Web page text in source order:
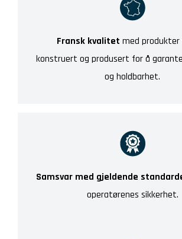
Fransk kvalitet med produkter
konstruert og produsert for å
og holdbarhet.
Samsvar med gjeldende
operatørenes sikkerhet.